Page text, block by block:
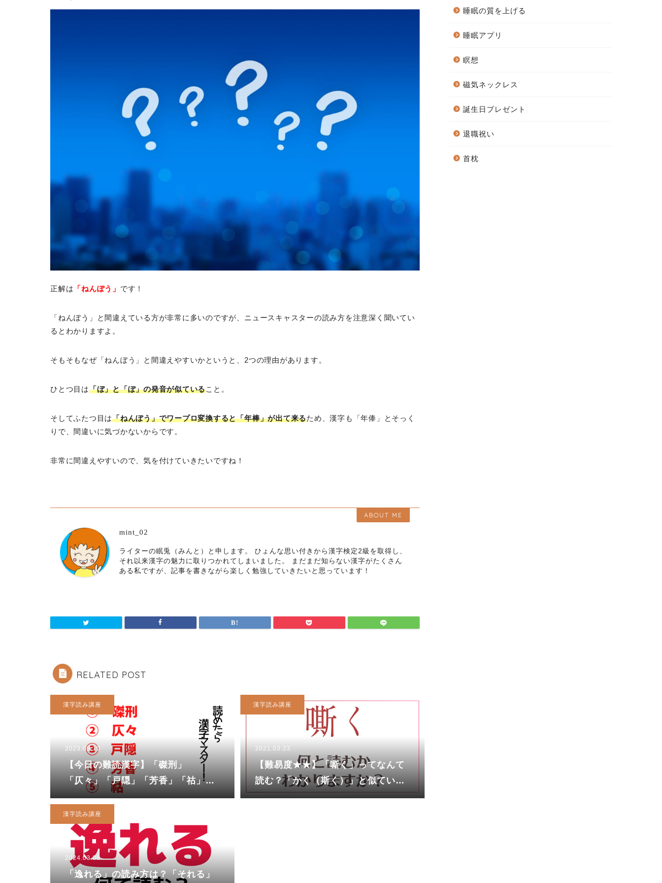
正解は 「ねんぽう」 です！
「ねんぼう」と間違えている方が非常に多いのですが、ニュースキャスターの読み方を注意深く聞いてい
るとわかりますよ。
そもそもなぜ「ねんぼう」と間違えやすいかというと、2つの理由があります。
ひとつ目は「ぼ」と「ぽ」の発音が似ていること。
そしてふたつ目は「ねんぼう」でワープロ変換すると「年棒」が出て来るため、漢字も「年俸」とそっく
りで、間違いに気づかないからです。
非常に間違えやすいので、気を付けていきたいですね！
ABOUT ME
mint_02
ライターの眠兎（みんと）と申します。 ひょんな思い付きから漢字検定2級を取得し、
それ以来漢字の魅力に取りつかれてしまいました。 まだまだ知らない漢字がたくさん
ある私ですが、記事を書きながら楽しく勉強していきたいと思っています！
RELATED POST
漢字読み講座
2023.09.10
【今日の難読漢字】「磔刑」
「仄々」「戸隠」「芳香」「祜」っ
てなんて読む？
漢字読み講座
2021.03.23
【難易度★★】「嘶く」ってなんて
読む？「かく（斯く）」と似ている
けれど全然違うんです！
漢字読み講座
2024.03.06
「逸れる」の読み方は？「それる」
睡眠の質を上げる
睡眠アプリ
瞑想
磁気ネックレス
誕生日プレゼント
退職祝い
首枕